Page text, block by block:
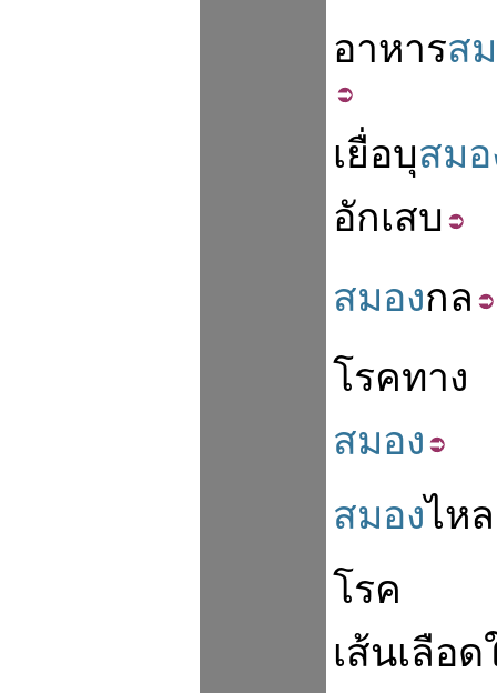
อาหารส
เยื่อบุสมอ
อักเสบ
สมองกล
โรคทาง
สมอง
สมองไหล
โรค
เส้นเลือด